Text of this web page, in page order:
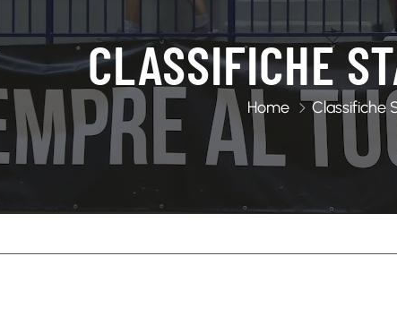
CLASSIFICHE
Home Classifiche